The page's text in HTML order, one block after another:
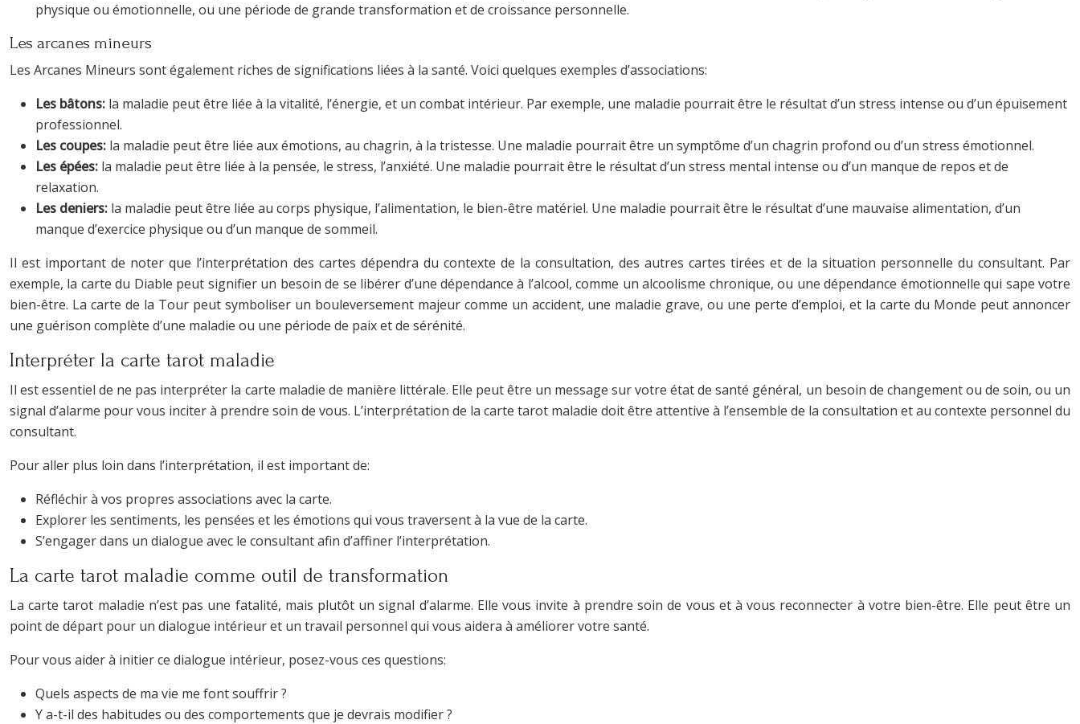
physique ou émotionnelle, ou une période de grande transformation et de croissance personnelle.
Les arcanes mineurs
Les Arcanes Mineurs sont également riches de significations liées à la santé. Voici quelques exemples d’associations:
Les bâtons: la maladie peut être liée à la vitalité, l’énergie, et un combat intérieur. Par exemple, une maladie pourrait être le résultat d’un stress intense ou d’un épuisement
professionnel.
Les coupes: la maladie peut être liée aux émotions, au chagrin, à la tristesse. Une maladie pourrait être un symptôme d’un chagrin profond ou d’un stress émotionnel.
Les épées: la maladie peut être liée à la pensée, le stress, l’anxiété. Une maladie pourrait être le résultat d’un stress mental intense ou d’un manque de repos et de
relaxation.
Les deniers: la maladie peut être liée au corps physique, l’alimentation, le bien-être matériel. Une maladie pourrait être le résultat d’une mauvaise alimentation, d’un
manque d’exercice physique ou d’un manque de sommeil.
Il est important de noter que l’interprétation des cartes dépendra du contexte de la consultation, des autres cartes tirées et de la situation personnelle du consultant. Par
exemple, la carte du Diable peut signifier un besoin de se libérer d’une dépendance à l’alcool, comme un alcoolisme chronique, ou une dépendance émotionnelle qui sape votre
bien-être. La carte de la Tour peut symboliser un bouleversement majeur comme un accident, une maladie grave, ou une perte d’emploi, et la carte du Monde peut annoncer
une guérison complète d’une maladie ou une période de paix et de sérénité.
Interpréter la carte tarot maladie
Il est essentiel de ne pas interpréter la carte maladie de manière littérale. Elle peut être un message sur votre état de santé général, un besoin de changement ou de soin, ou un
signal d’alarme pour vous inciter à prendre soin de vous. L’interprétation de la carte tarot maladie doit être attentive à l’ensemble de la consultation et au contexte personnel du
consultant.
Pour aller plus loin dans l’interprétation, il est important de:
Réfléchir à vos propres associations avec la carte.
Explorer les sentiments, les pensées et les émotions qui vous traversent à la vue de la carte.
S’engager dans un dialogue avec le consultant afin d’affiner l’interprétation.
La carte tarot maladie comme outil de transformation
La carte tarot maladie n’est pas une fatalité, mais plutôt un signal d’alarme. Elle vous invite à prendre soin de vous et à vous reconnecter à votre bien-être. Elle peut être un
point de départ pour un dialogue intérieur et un travail personnel qui vous aidera à améliorer votre santé.
Pour vous aider à initier ce dialogue intérieur, posez-vous ces questions:
Quels aspects de ma vie me font souffrir ?
Y a-t-il des habitudes ou des comportements que je devrais modifier ?